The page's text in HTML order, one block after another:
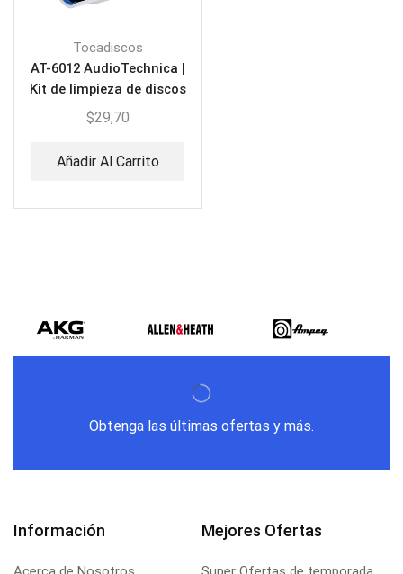
Tocadiscos
AT-6012 AudioTechnica |
Kit de limpieza de discos
$29,70
Añadir Al Carrito
Obtenga las últimas ofertas y más.
Información Mejores Ofertas